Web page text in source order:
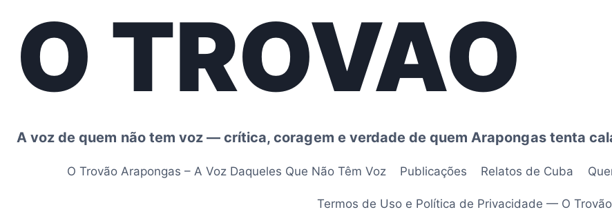
Conteúdo
O TROVAO
A voz de quem não tem voz — crítica, coragem e verdade de quem Arapongas tenta
O Trovão Arapongas – A Voz Daqueles Que Não Têm Voz Publicações Relatos de Cuba
Termos de Uso e Política de Privacidade — O Trovão